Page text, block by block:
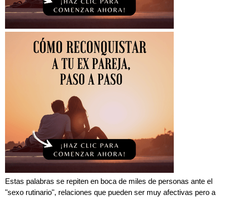
Estas palabras se repiten en boca de miles de personas ante el
"sexo rutinario", relaciones que pueden ser muy afectivas pero a